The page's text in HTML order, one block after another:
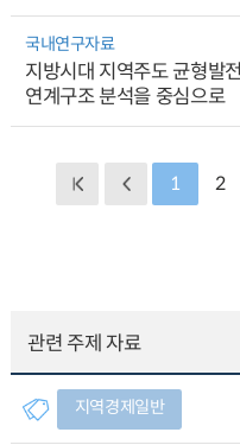
국내연구자료
지방시대 지역주도 균형발
연계구조 분석을 중심으로
1 2
관련 주제 자료
지역경제일반